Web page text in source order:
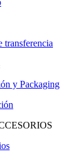
transferencia
y Packaging